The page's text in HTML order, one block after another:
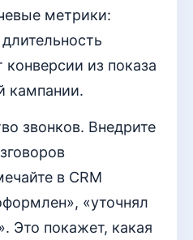
метрики:
конверсии из показа
кампании.
звонков. Внедрите
в CRM
«уточнял
Это покажет, какая